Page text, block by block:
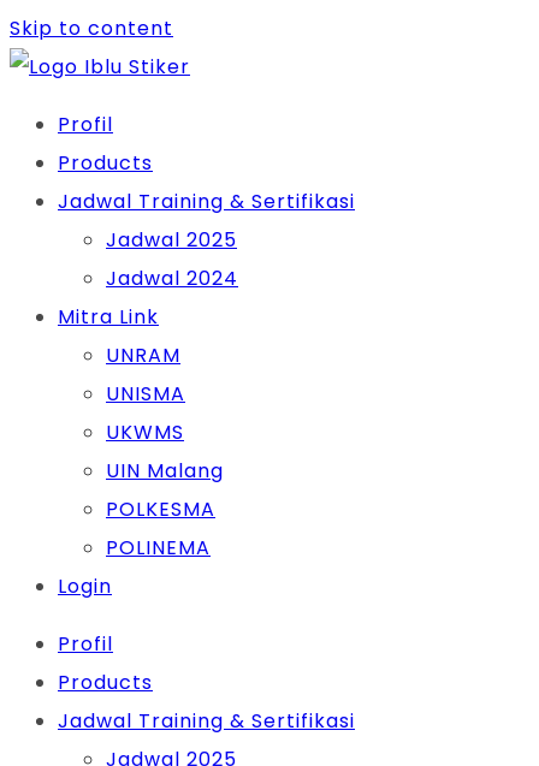
Skip to content
Profil
Products
Jadwal Training & Sertifikasi
Jadwal 2025
Jadwal 2024
Mitra Link
UNRAM
UNISMA
UKWMS
UIN Malang
POLKESMA
POLINEMA
Login
Profil
Products
Jadwal Training & Sertifikasi
Jadwal 2025